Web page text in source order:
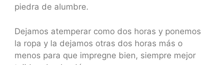
piedra de alumbre.
Dejamos atemperar como dos horas y ponemos
la ropa y la dejamos otras dos horas más o
menos para que impregne bien, siempre mejor